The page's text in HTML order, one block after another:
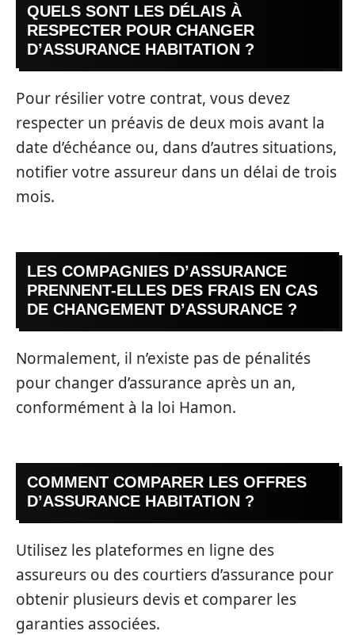
QUELS SONT LES DÉLAIS À
RESPECTER POUR CHANGER
D’ASSURANCE HABITATION ?
Pour résilier votre contrat, vous devez
respecter un préavis de deux mois avant la
date d’échéance ou, dans d’autres situations,
notifier votre assureur dans un délai de trois
mois.
LES COMPAGNIES D’ASSURANCE
PRENNENT-ELLES DES FRAIS EN CAS
DE CHANGEMENT D’ASSURANCE ?
Normalement, il n’existe pas de pénalités
pour changer d’assurance après un an,
conformément à la loi Hamon.
COMMENT COMPARER LES OFFRES
D’ASSURANCE HABITATION ?
Utilisez les plateformes en ligne des
assureurs ou des courtiers d’assurance pour
obtenir plusieurs devis et comparer les
garanties associées.